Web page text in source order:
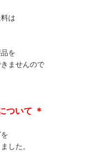
は
を
ませんので
ついて ＊
した。